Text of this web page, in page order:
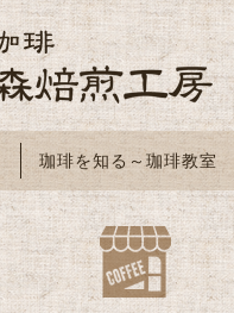
珈琲を知る～珈琲教室